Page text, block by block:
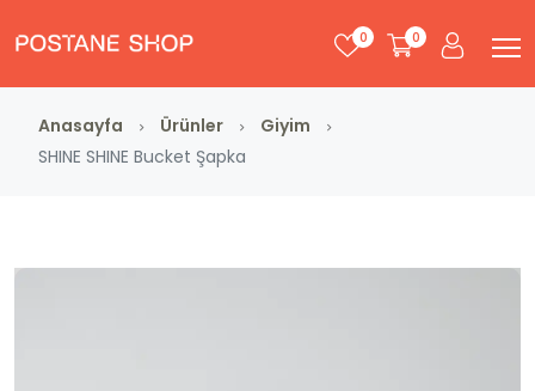
0 0
Anasayfa Ürünler
Giyim
SHINE SHINE Bucket Şapka